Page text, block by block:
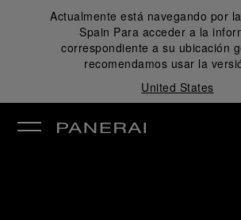
Actualmente está navegando por
Spain Para acceder a la
correspondiente a su ubicación
recomendamos usar la
United States